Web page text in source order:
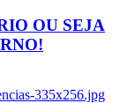
OU SEJA
335x256.jpg